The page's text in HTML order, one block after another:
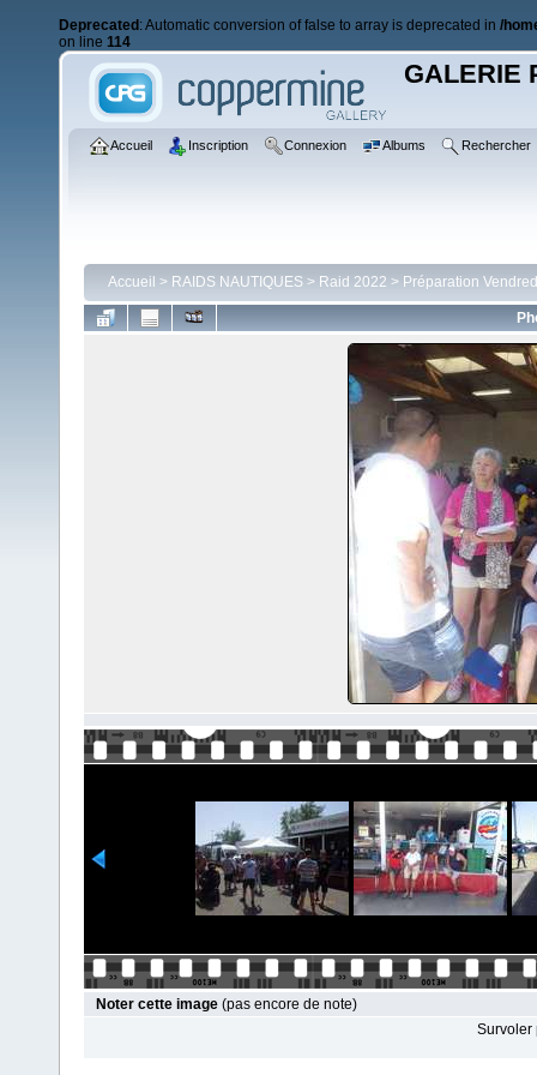
Deprecated : Automatic conversion of false to array is deprecated in /
on line 114
GALERIE
Accueil Inscription Connexion Albums Rechercher
Accueil > RAIDS NAUTIQUES > Raid 2022 > Préparation
Noter cette image (pas encore de note)
Survoler